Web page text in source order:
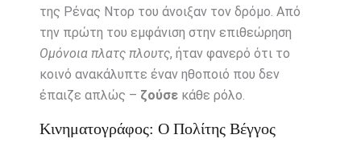
της Ρένας Ντορ του άνοιξαν τον δρόμο. Από
την πρώτη του εμφάνιση στην επιθεώρηση
Ομόνοια πλατς πλουτς, ήταν φανερό ότι το
κοινό ανακάλυπτε έναν ηθοποιό που δεν
έπαιζε απλώς – ζούσεκάθε ρόλο.
Κινηματογράφος: Ο Πολίτης Βέγγος